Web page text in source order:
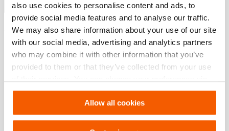
also use cookies to personalise content and ads, to
provide social media features and to analyse our traffic.
We may also share information about your use of our site
with our social media, advertising and analytics partners
who may combine it with other information that you’ve
provided to them or that they’ve collected from your use
Settings. See ourcookiestatement.
Allow all cookies
Mostrar más
Descargas
Safety Guide – Hydraulic hoses & couplers
445.7 KB
Descargar